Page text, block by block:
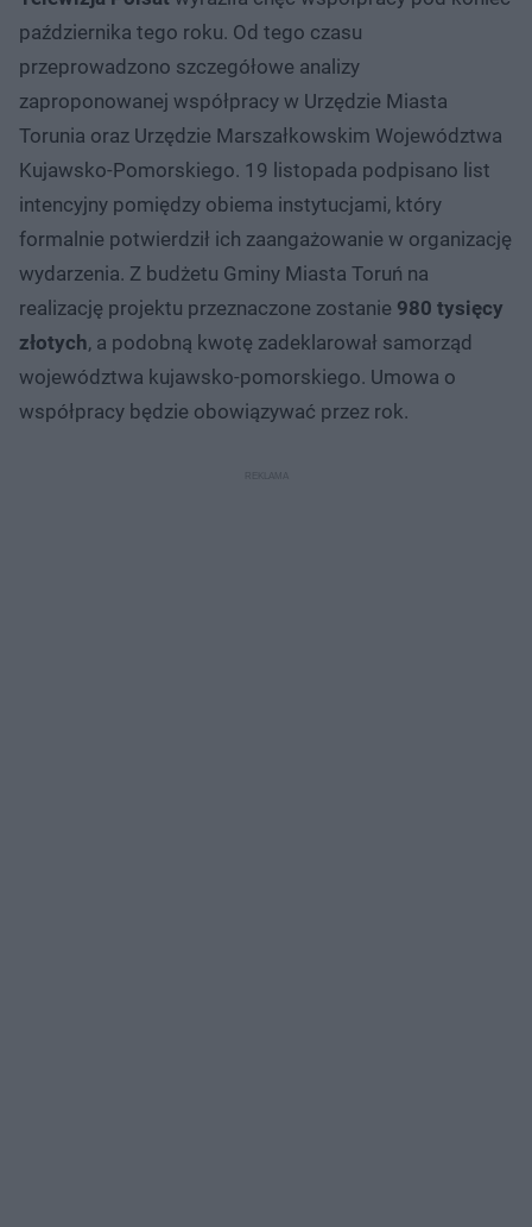
października tego roku. Od tego czasu
przeprowadzono szczegółowe analizy
zaproponowanej współpracy w Urzędzie Miasta
Torunia oraz Urzędzie Marszałkowskim Województwa
Kujawsko-Pomorskiego. 19 listopada podpisano list
intencyjny pomiędzy obiema instytucjami, który
formalnie potwierdził ich zaangażowanie w organizację
wydarzenia. Z budżetu Gminy Miasta Toruń na
realizację projektu przeznaczone zostanie 980 tysięcy
złotych, a podobną kwotę zadeklarował samorząd
województwa kujawsko-pomorskiego. Umowa o
współpracy będzie obowiązywać przez rok.